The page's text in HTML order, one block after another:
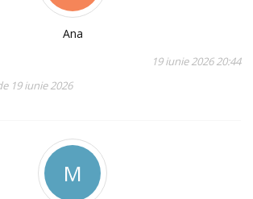
Ana
19 iunie 2026 20:44
19 iunie 2026
M